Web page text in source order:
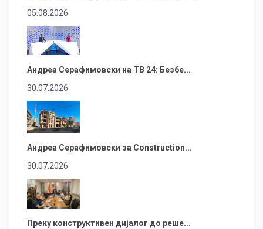
05.08.2026
Андреа Серафимовски на ТВ 24: Безбе...
30.07.2026
Андреа Серафимовски за Construction...
30.07.2026
Преку конструктивен дијалог до реше...